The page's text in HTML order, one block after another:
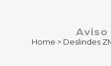
Aviso
Home > Deslindes